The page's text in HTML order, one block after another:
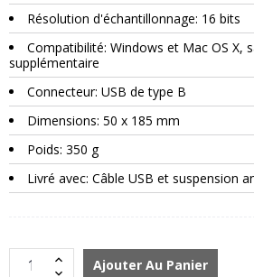
Résolution d'échantillonnage: 16 bits
Compatibilité: Windows et Mac OS X,
supplémentaire
Connecteur: USB de type B
Dimensions: 50 x 185 mm
Poids: 350 g
Livré avec: Câble USB et suspension
Ajouter Au Panier